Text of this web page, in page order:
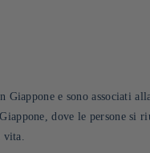
e sono associati
dove le persone si
vita.